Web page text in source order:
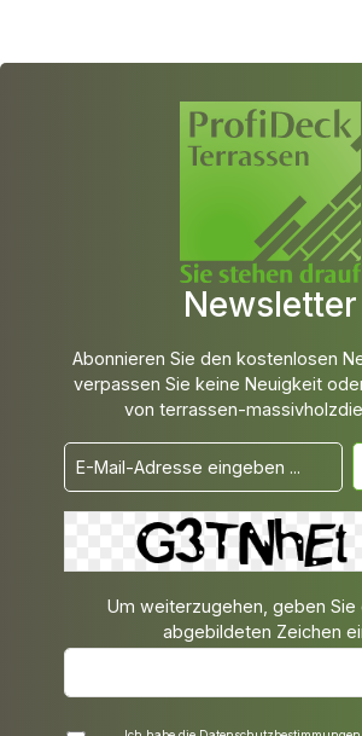
Newsletter
Abonnieren Sie den kostenlosen
verpassen Sie keine Neuigkeit
von terrassen-
Um weiterzugehen, geben Sie
abgebildeten Zeichen